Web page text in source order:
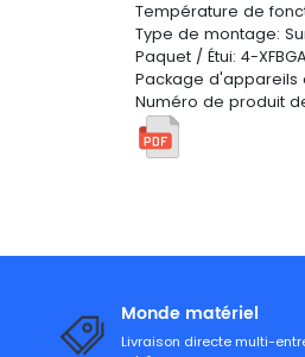
Température de
Type de montage:
Paquet / Étui: 4-
Package d'appareils
Numéro de produit
Monde matériel
Livraison directe multi-